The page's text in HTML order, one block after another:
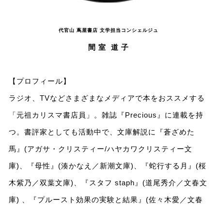
代官山 蔦屋書店 文学担当コンシェルジュ
間 室 道 子
【プロフィール】
ラジオ、TVなどさまざまなメディアで本をおススメする
「元祖カリスマ書店員」。雑誌『Precious』に連載を持
つ。書評家としても活動中で、文庫解説に『蒼ざめた
馬』(アガサ・クリスティー/ハヤカワクリスティー文
庫)、『母性』(湊かなえ／新潮文庫)、『蛇行する月』(桜
木紫乃／双葉文庫)、『スタフ staph』(道尾秀介／文春文
庫) 、『プルースト効果の実験と結果』(佐々木愛／文春